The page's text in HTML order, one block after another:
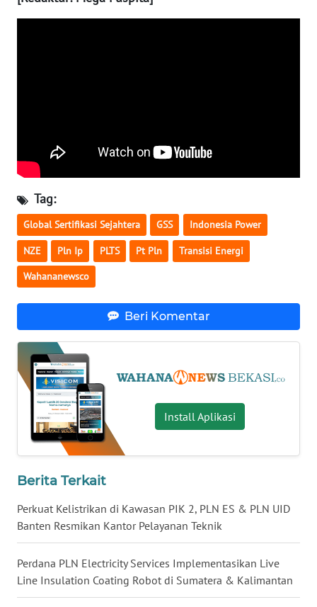
Tag:
Global Sertifikasi Sejahtera GSS Indonesia Power
NZE Pln Ip PLTS Pt Pln Transisi Energi
Wahananewsco
Beri Komentar
Install Aplikasi
Berita Terkait
Perkuat Kelistrikan di Kawasan PIK 2, PLN ES & PLN UID
Banten Resmikan Kantor Pelayanan Teknik
Perdana PLN Electricity Services Implementasikan Live
Line Insulation Coating Robot di Sumatera & Kalimantan
KALTIM
WN
SULSEL
WN
GORONTALO
MALUKU
WN
MALUT
WN
WN
DANAU
NIAS